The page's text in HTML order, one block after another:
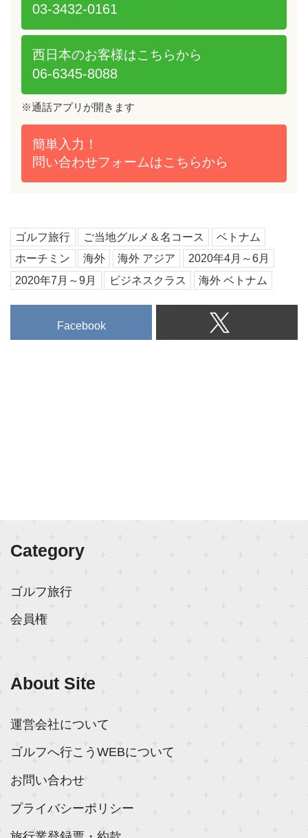
03-3432-0161
西日本のお客様はこちらから
06-6345-8088
簡単入力！
問い合わせフォームはこちらから
※通話アプリが開きます
ゴルフ旅行 ご当地グルメ＆名コース
ベトナム
ホーチミン
海外 海外 アジア
2020年4月～6月
2020年7月～9月
ビジネスクラス 海外 ベトナム
Facebook
Category
ゴルフ旅行
会員権
About Site
運営会社について
ゴルフへ行こうWEBについて
お問い合わせ
プライバシーポリシー